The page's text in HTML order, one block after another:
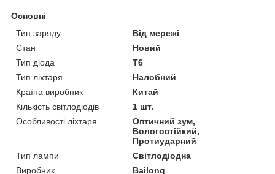
Основні
Тип заряду
Від мережі
Стан
Новий
Тип діода
T6
Тип ліхтаря
Налобний
Країна виробник
Китай
Кількість світлодіодів
1 шт.
Особливості ліхтаря
Оптичний зум,
Вологостійкий,
Протиударний
Тип лампи
Світлодіодна
Виробник
Bailong